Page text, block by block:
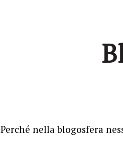
Perché nella blogosfera